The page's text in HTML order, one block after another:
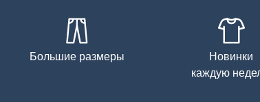
Большие размеры
Новинки
каждую